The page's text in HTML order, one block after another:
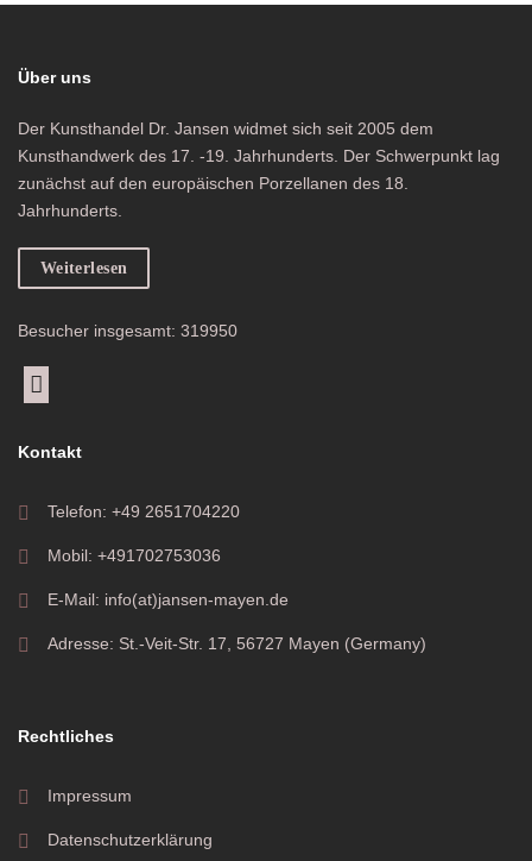
Über uns
Der Kunsthandel Dr. Jansen widmet sich seit 2005 dem
Kunsthandwerk des 17. -19. Jahrhunderts. Der Schwerpunkt lag
zunächst auf den europäischen Porzellanen des 18.
Jahrhunderts.
Weiterlesen
Besucher insgesamt: 319950
Kontakt
Telefon: +49 2651704220
Mobil: +491702753036
E-Mail: info(at)jansen-mayen.de
Adresse: St.-Veit-Str. 17, 56727 Mayen (Germany)
Rechtliches
Impressum
Datenschutzerklärung